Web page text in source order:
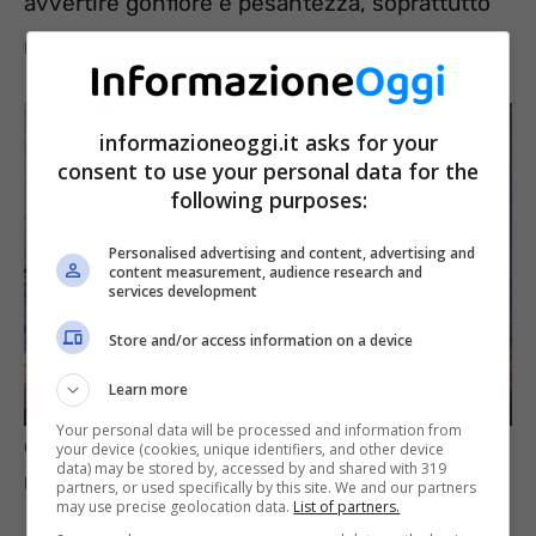
nella stagione più calda.
Con frutta e verdura di stagione si combattono gonfiore e
pesantezza – InformazioneOggi.it
informazioneoggi.it asks for your
consent to use your personal data for the
following purposes:
Personalised advertising and content, advertising and
content measurement, audience research and
services development
Store and/or access information on a device
Learn more
Your personal data will be processed and information from
your device (cookies, unique identifiers, and other device
data) may be stored by, accessed by and shared with 319
partners, or used specifically by this site. We and our partners
may use precise geolocation data. List of partners.